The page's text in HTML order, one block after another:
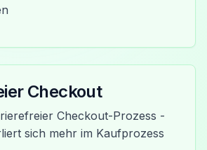
Checkout
Checkout-Prozess -
sich mehr im Kaufprozess